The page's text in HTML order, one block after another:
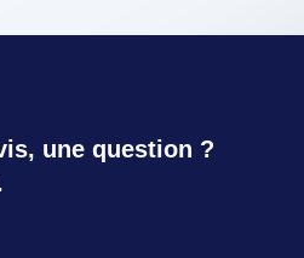
une question ?